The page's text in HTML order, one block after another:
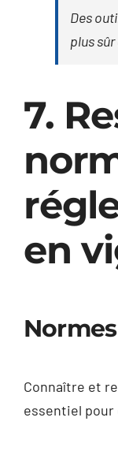
Des
plus
7.
en
Connaître et
essentiel